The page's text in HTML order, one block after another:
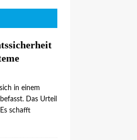
in einem
Das Urteil
schafft